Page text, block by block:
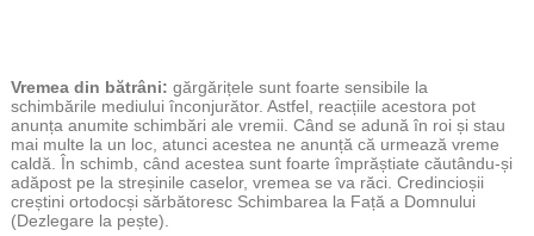
Vremea din bătrâni: gărgărițele sunt foarte sensibile la
schimbările mediului înconjurător. Astfel, reacțiile acestora pot
anunța anumite schimbări ale vremii. Când se adună în roi și stau
mai multe la un loc, atunci acestea ne anunță că urmează vreme
caldă. În schimb, când acestea sunt foarte împrăștiate căutându-și
adăpost pe la streșinile caselor, vremea se va răci. Credincioșii
creștini ortodocși sărbătoresc Schimbarea la Față a Domnului
(Dezlegare la pește).